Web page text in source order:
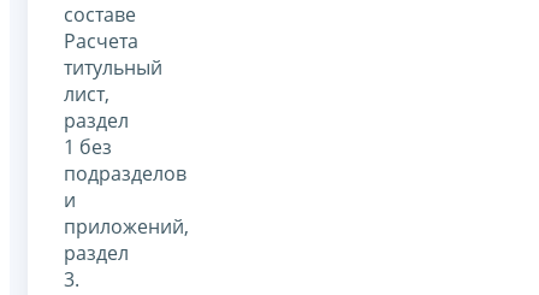
составе
Расчета
титульный
лист,
раздел
1 без
подразделов
и
приложений,
раздел
3.